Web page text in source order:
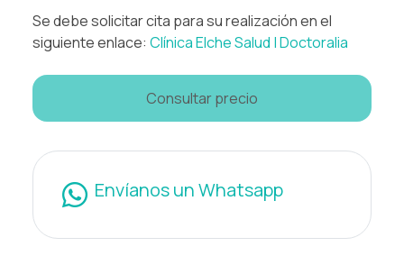
Se debe solicitar cita para su realización en el
siguiente enlace: Clínica Elche Salud | Doctoralia
Consultar precio
Envíanos un Whatsapp